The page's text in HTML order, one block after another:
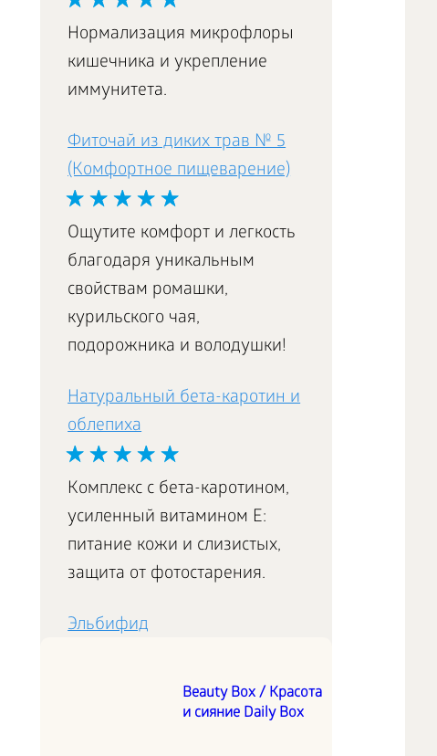
Нормализация микрофлоры
кишечника и укрепление
иммунитета.
Фиточай из диких трав № 5
(Комфортное пищеварение)
Ощутите комфорт и легкость
благодаря уникальным
свойствам ромашки,
курильского чая,
подорожника и володушки!
Натуральный бета-каротин и
облепиха
Комплекс с бета-каротином,
усиленный витамином E:
питание кожи и слизистых,
защита от фотостарения.
Эльбифид
«Эльбифид» поддерживает
баланс естественной
Beauty Box / Красота
и сияние Daily Box